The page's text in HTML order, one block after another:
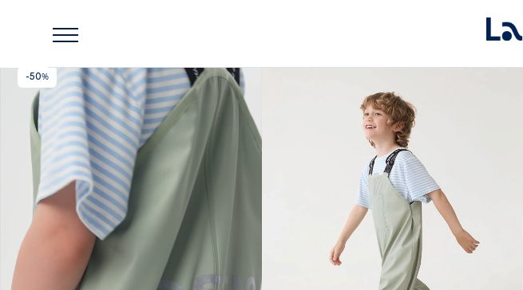
-50%